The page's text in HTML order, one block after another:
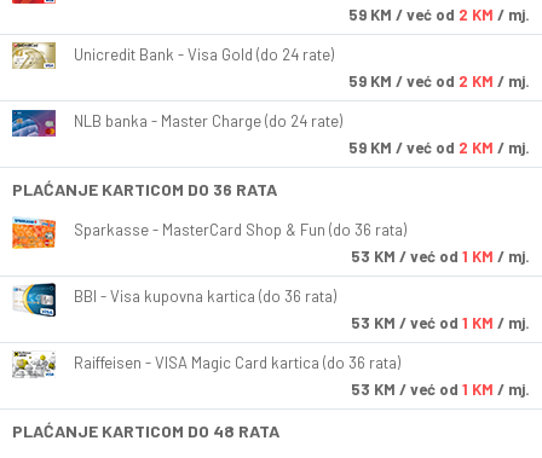
59 KM / već od 2 KM / mj.
Unicredit Bank - Visa Gold (do 24 rate)
59 KM / već od 2 KM / mj.
NLB banka - Master Charge (do 24 rate)
59 KM / već od 2 KM / mj.
PLAĆANJE KARTICOM DO 36 RATA
Sparkasse - MasterCard Shop & Fun (do 36 rata)
53 KM / već od 1 KM / mj.
BBI - Visa kupovna kartica (do 36 rata)
53 KM / već od 1 KM / mj.
Raiffeisen - VISA Magic Card kartica (do 36 rata)
53 KM / već od 1 KM / mj.
PLAĆANJE KARTICOM DO 48 RATA